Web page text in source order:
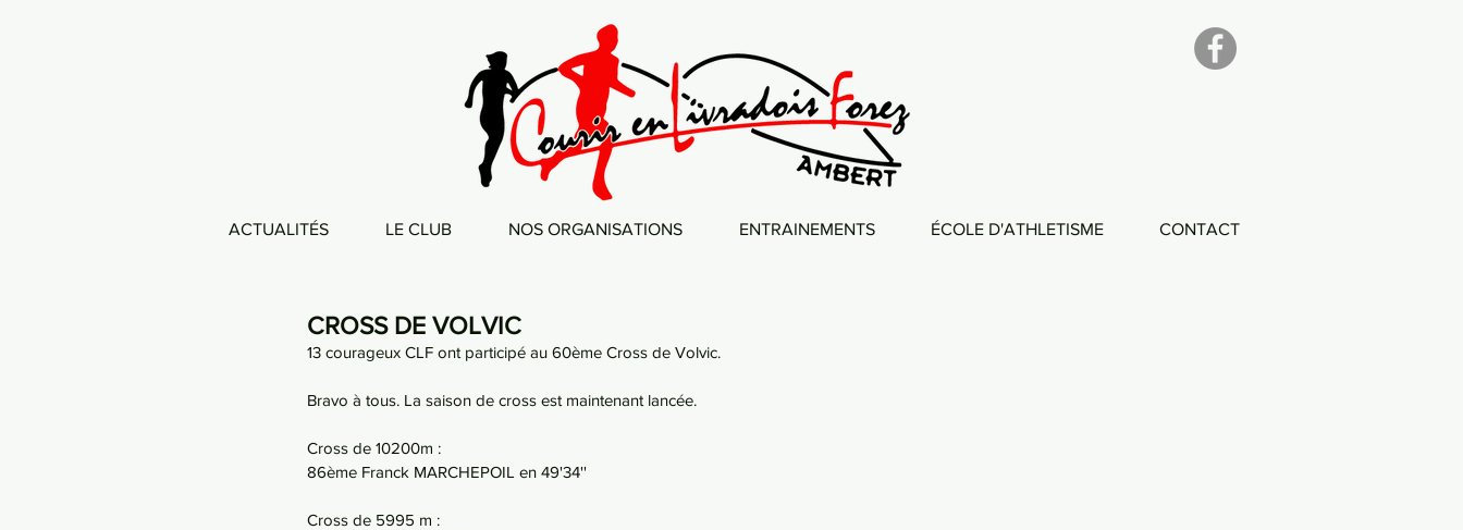
ACTUALITÉS LE CLUB NOS ORGANISATIONS ENTRAINEMENTS ÉCOLE D'ATHLETISME CONTACT
CROSS DE VOLVIC
13 courageux CLF ont participé au 60ème Cross de Volvic.
Bravo à tous. La saison de cross est maintenant lancée.
Cross de 10200m :
86ème Franck MARCHEPOIL en 49'34''
Cross de 5995 m :